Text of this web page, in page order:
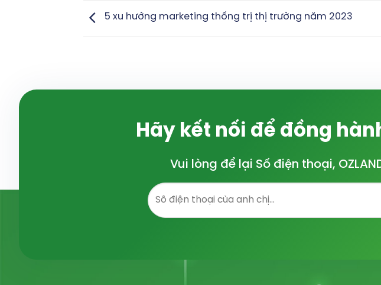
5 xu hướng marketing thống trị thị trường năm 2023
Hãy kết nối để đồng
Vui lòng để lại Số điện thoại,